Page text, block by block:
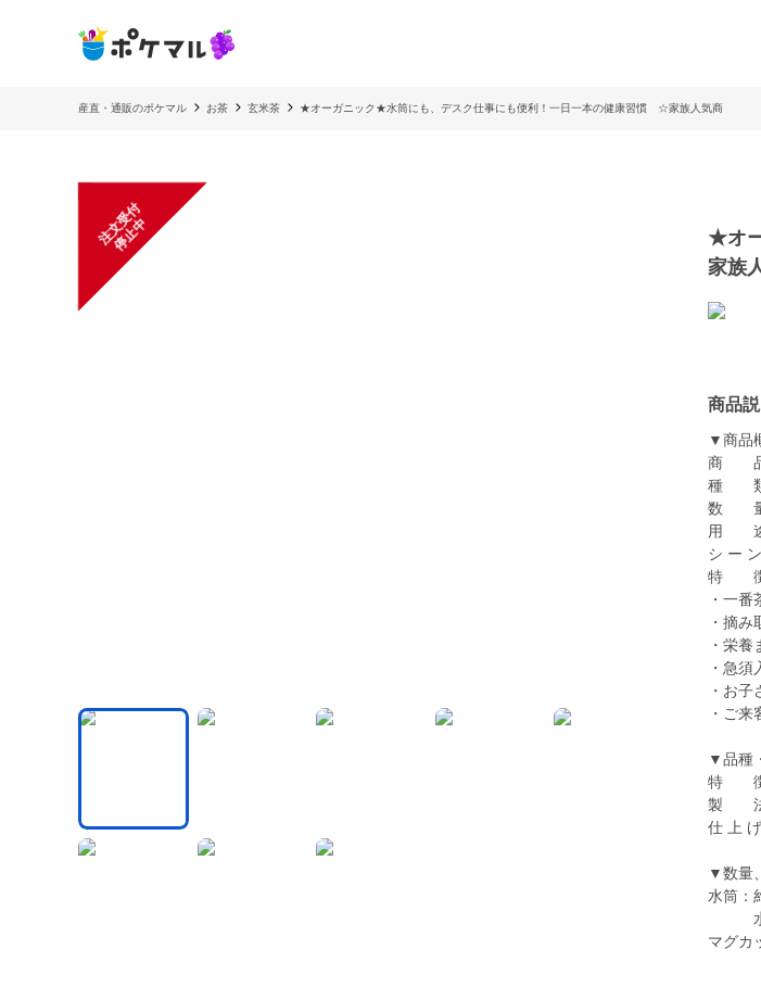
産直・通販のポケマル お茶 玄米茶 ★オーガニック★水筒にも、デスク仕事にも便利！一日一本の健康習慣 ☆家族人気商
注
文
受
付
停
止
中
★オ
家族
商品
▼商品
商 品
種 類
数 量
用 途
シ ー
特 徴
・一
・摘
・栄養
・急須
・お子
・ご
▼品種
特 徴
製 法
仕 上
▼数量
水筒：
水で
マグカ
濃け